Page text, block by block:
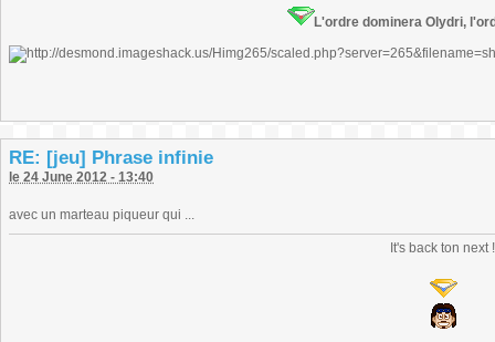
L'ordre dominera Olydri,
RE: [jeu] Phrase infinie
le 24 June 2012 - 13:40
avec un marteau piqueur qui ...
It's back ton next !